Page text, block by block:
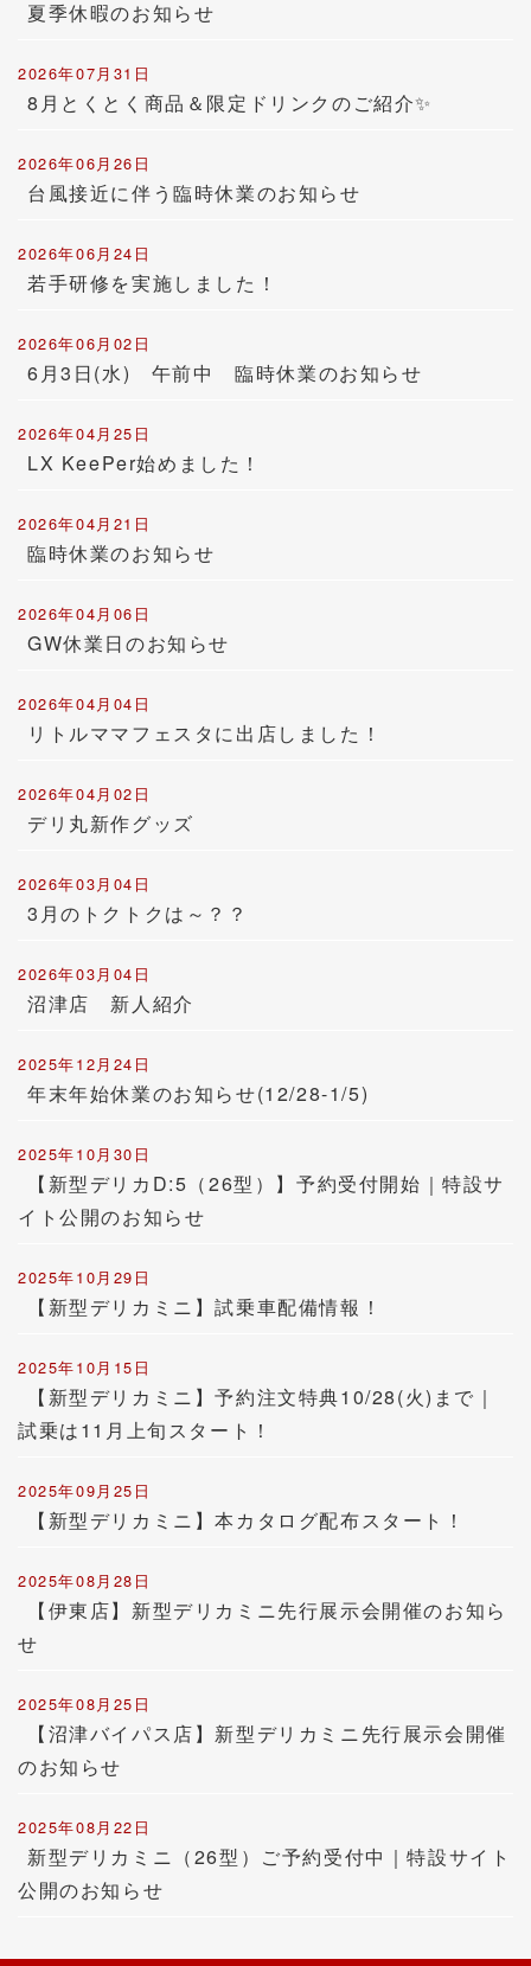
夏季休暇のお知らせ
2026年07月31日
8月とくとく商品＆限定ドリンクのご紹介✨
2026年06月26日
台風接近に伴う臨時休業のお知らせ
2026年06月24日
若手研修を実施しました！
2026年06月02日
6月3日(水) 午前中 臨時休業のお知らせ
2026年04月25日
LX KeePer始めました！
2026年04月21日
臨時休業のお知らせ
2026年04月06日
GW休業日のお知らせ
2026年04月04日
リトルママフェスタに出店しました！
2026年04月02日
デリ丸新作グッズ
2026年03月04日
3月のトクトクは～？？
2026年03月04日
沼津店 新人紹介
2025年12月24日
年末年始休業のお知らせ(12/28-1/5)
2025年10月30日
【新型デリカD:5（26型）】予約受付開始｜特設サ
イト公開のお知らせ
2025年10月29日
【新型デリカミニ】試乗車配備情報！
2025年10月15日
【新型デリカミニ】予約注文特典10/28(火)まで｜
試乗は11月上旬スタート！
2025年09月25日
【新型デリカミニ】本カタログ配布スタート！
2025年08月28日
【伊東店】新型デリカミニ先行展示会開催のお知ら
せ
2025年08月25日
【沼津バイパス店】新型デリカミニ先行展示会開催
のお知らせ
2025年08月22日
新型デリカミニ（26型）ご予約受付中｜特設サイト
公開のお知らせ